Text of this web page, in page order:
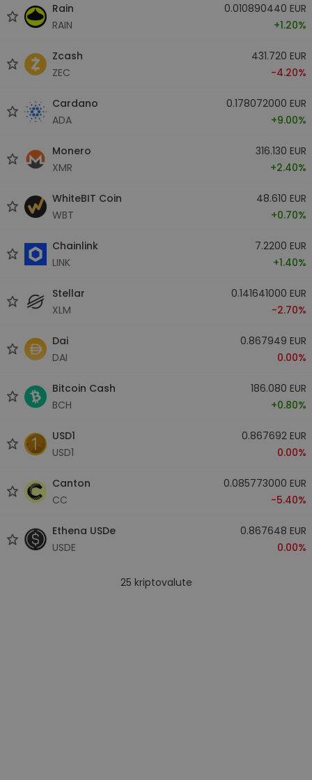
Rain
RAIN
0.010890440 EUR
+1.20%
Zcash
ZEC
431.720 EUR
-4.20%
Cardano
ADA
0.178072000 EUR
+9.00%
Monero
XMR
316.130 EUR
+2.40%
WhiteBIT Coin
WBT
48.610 EUR
+0.70%
Chainlink
LINK
7.2200 EUR
+1.40%
Stellar
XLM
0.141641000 EUR
-2.70%
Dai
DAI
0.867949 EUR
0.00%
Bitcoin Cash
BCH
186.080 EUR
+0.80%
USD1
USD1
0.867692 EUR
0.00%
Canton
CC
0.085773000 EUR
-5.40%
Ethena USDe
USDE
0.867648 EUR
0.00%
25 kriptovalute